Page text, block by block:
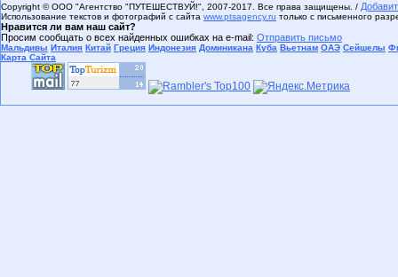
Copyright © ООО "Агентство "ПУТЕШЕСТВУЙ!", 2007-2017. Все права защищены. /
Использование текстов и фотографий с сайта www.ptsagency.ru только с письменного
Нравится ли вам наш сайт?
Просим сообщать о всех найденных ошибках на e-mail: Отправить письмо
Мальдивы Италия Китай Греция Индонезия Доминикана Куба Вьетнам ОАЭ Сейшелы
Карта Сайта